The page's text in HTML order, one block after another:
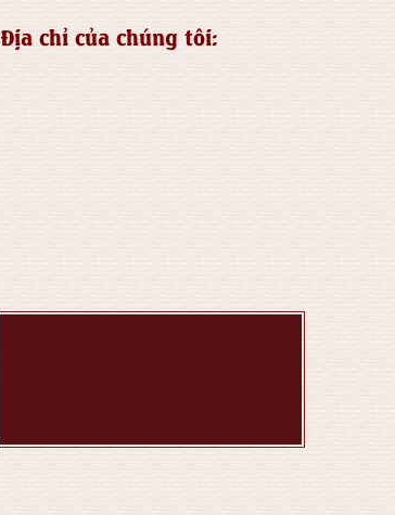
Địa chỉ của chúng tôi: